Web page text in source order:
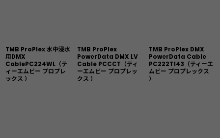
TMB ProPlex 水中浸水
用DMX
CablePC224WL（テ
ィーエムビー プロプレ
ックス ）
TMB ProPlex
PowerData DMX LV
Cable PCCCT（ティ
ーエムビー プロプレッ
クス ）
TMB ProPlex DMX
PowerData Cable
PC222T143（ティーエ
ムビー プロプレックス
）